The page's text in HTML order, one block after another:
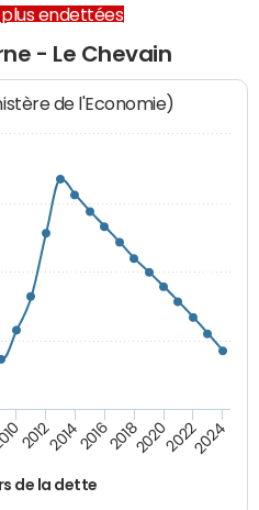
plus endettées
- Le Chevain
de l'Economie)
de la dette
2012201420162018202020222024